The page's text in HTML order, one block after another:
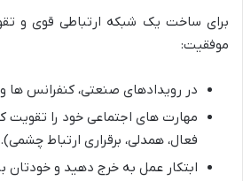
برای ساخت یک شبکه ارتباطی قوی و
موفقیت:
در رویدادهای صنعتی، کنفرانس ها
مهارت های اجتماعی خود را تقویت
فعال، همدلی، برقراری ارتباط چشمی).
ابتکار عمل به خرج دهید و خودتان